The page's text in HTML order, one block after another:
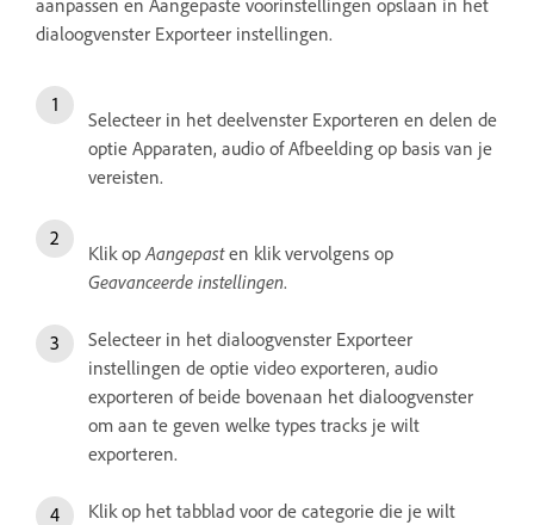
dialoogvenster Exporteer instellingen.
Selecteer in het deelvenster Exporteren en delen de
optie Apparaten, audio of Afbeelding op basis van je
vereisten.
Klik op Aangepasten klik vervolgens op
Geavanceerde instellingen.
Selecteer in het dialoogvenster Exporteer
instellingen de optie video exporteren, audio
exporteren of beide bovenaan het dialoogvenster
om aan te geven welke types tracks je wilt
exporteren.
Klik op het tabblad voor de categorie die je wilt